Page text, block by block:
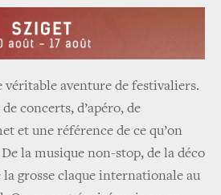
véritable aventure de festivaliers.
concerts, d’apéro, de
et une référence de ce qu’on
la musique non-stop, de la déco
la grosse claque internationale au